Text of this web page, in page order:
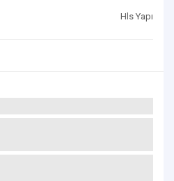
Hls Yapı